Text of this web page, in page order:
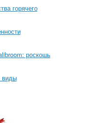
горячего
роскошь
виды